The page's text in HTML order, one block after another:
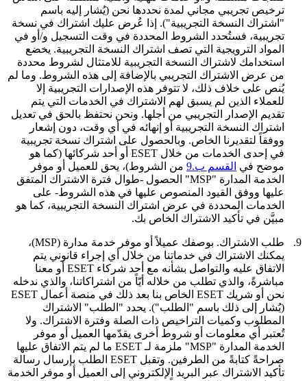
ترخيص تجريبي مجاني لمدة نحددها نحن (يُشار إليه باسم
" اشتراك النسخة التجريبية"). إذا عُرض عليك اشتراك في نسخة
تجريبية، فستُحدد الشروط المحددة في وقت التسجيل و/أو في
المواد الترويجية التي تصف اشتراك النسخة التجريبية. يخضع
استخدامك لاشتراك النسخة التجريبية للامتثال لشروط محددة
من عرض الاشتراك التجريبي بالإضافة إلى هذه الشروط. وما لم
يُنص على خلاف ذلك، لا تتوفر هذه الإصدارات التجريبية إلا
للعملاء الذين لم يسبق لهم الاشتراك في الخدمات التي يتم
تقديم الإصدار التجريبي من أجلها. ونحن نحتفظ بالحق في تعديل
اشتراك النسخة التجريبية أو إنهائه في أي وقت، دون إشعار
ووفقاً لتقديرنا الخاص. وبالحصول على اشتراك نسخة تجريبية
في إحدى الخدمات من خلال ESET أو أحد شركائها (كما هو
موضح في القسم ب.9
من الشروط)، يحق للعميل أو موفر
الخدمة المدارة "MSP" الحصول -طوال فترة الاشتراك المتفق
عليها ووفق القيود المنصوص عليها في هذه الشروط- على
الخدمات المحددة في عرض اشتراك النسخة التجريبية، كما هو
مبيَّن في تأكيد الاشتراك الخاص بك.
9. طلب الاشتراك.
بوصفك عميلاً أو موفر خدمة مدارة (MSP)،
يمكنك الاشتراك في خدماتنا من خلال أي إجراء قانوني يتم
الاتفاق عليه والتواصل بشأنه مع أحد شركاء ESET أو معنا
مباشرةً، والذي تطلب من خلاله أيّاً من اشتراكاتنا، والذي ندخله
نحن أو شريك ESET الخاص بنا بعد ذلك في منصة أعمال ESET
(يُشار إلى ذلك باسم " الطلب"). يحدد "الطلب" الاشتراك
المطلوب وكميات التراخيص ذات الصلة وفترة الاشتراك. ولا
تُعتبر أي معلومات أو شروط أخرى يقدّمها العميل أو موفر
الخدمة المدارة "MSP" ملزمة لـ ESET ما لم يتم الاتفاق عليها
صراحةً كتابةً من الطرفين. وتقبل ESET الطلب بإرسال رسالة
تأكيد الاشتراك عبر البريد الإلكتروني إلى العميل أو موفر الخدمة